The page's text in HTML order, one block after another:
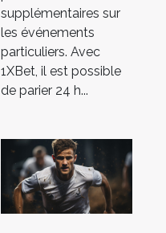
supplémentaires sur
les événements
particuliers. Avec
1XBet, il est possible
de parier 24 h...